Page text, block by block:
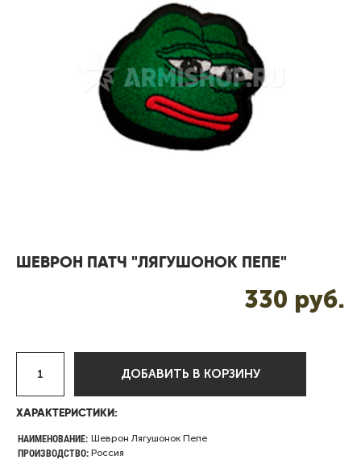
ШЕВРОН ПАТЧ "ЛЯГУШОНОК ПЕПЕ"
330 pуб.
ДОБАВИТЬ В КОРЗИНУ
ХАРАКТЕРИСТИКИ:
НАИМЕНОВАНИЕ: Шеврон Лягушонок Пепе
ПРОИЗВОДСТВО: Россия